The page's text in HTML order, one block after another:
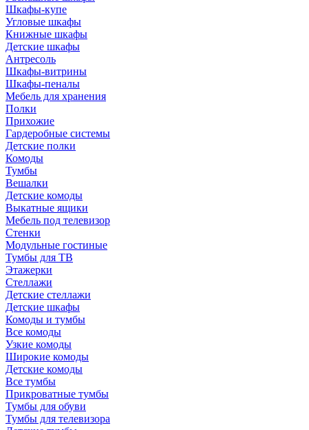
Шкафы-купе
Угловые шкафы
Книжные шкафы
Детские шкафы
Антресоль
Шкафы-витрины
Шкафы-пеналы
Мебель для хранения
Полки
Прихожие
Гардеробные системы
Детские полки
Комоды
Тумбы
Вешалки
Детские комоды
Выкатные ящики
Мебель под телевизор
Стенки
Модульные гостиные
Тумбы для ТВ
Этажерки
Стеллажи
Детские стеллажи
Детские шкафы
Комоды и тумбы
Все комоды
Узкие комоды
Широкие комоды
Детские комоды
Все тумбы
Прикроватные тумбы
Тумбы для обуви
Тумбы для телевизора